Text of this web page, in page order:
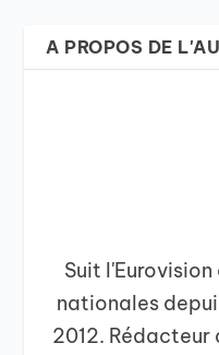
A PROPOS DE
Suit
nationales
2012.